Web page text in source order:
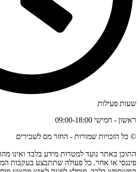
שעות פעילות
ראשון - חמישי 09:00-18:00
© כל הזכויות שמורות - החזר מס לשכירים
התוכן באתר נועד למטרות מידע בלבד ואינו
פיננסי או אחר. כל פעולה שתתבצע בעקבות